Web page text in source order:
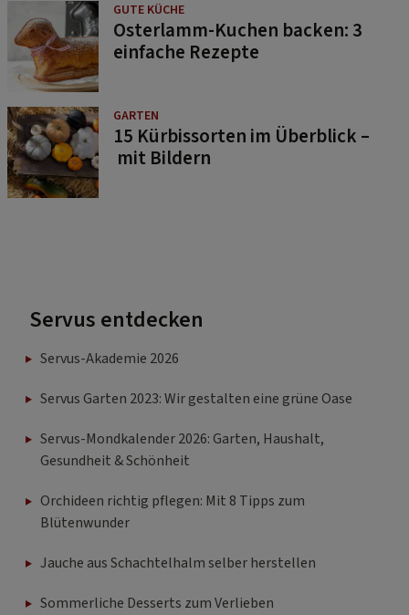
GUTE KÜCHE
Osterlamm-Kuchen backen: 3
einfache Rezepte
GARTEN
15 Kürbissorten im Überblick –
mit Bildern
Servus entdecken
Servus-Akademie 2026
Servus Garten 2023: Wir gestalten eine grüne Oase
Servus-Mondkalender 2026: Garten, Haushalt,
Gesundheit & Schönheit
Orchideen richtig pflegen: Mit 8 Tipps zum
Blütenwunder
Jauche aus Schachtelhalm selber herstellen
Sommerliche Desserts zum Verlieben